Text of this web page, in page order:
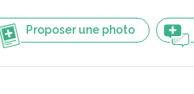
Proposer une photo